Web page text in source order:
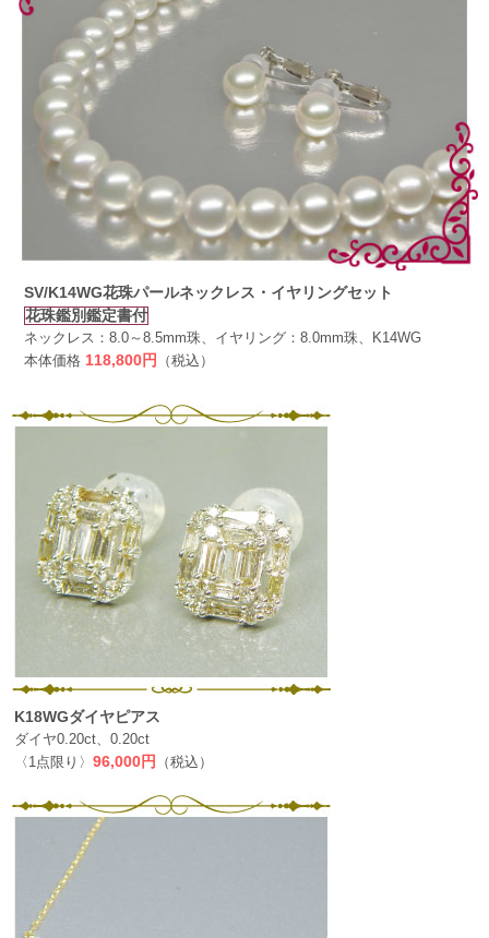
SV/K14WG花珠パールネックレス・イヤリングセット
花珠鑑別鑑定書付
ネックレス：8.0～8.5mm珠、イヤリング：8.0mm珠、K14WG
本体価格 118,800円 （税込）
K18WGダイヤピアス
ダイヤ0.20ct、0.20ct
〈1点限り〉 96,000円 （税込）